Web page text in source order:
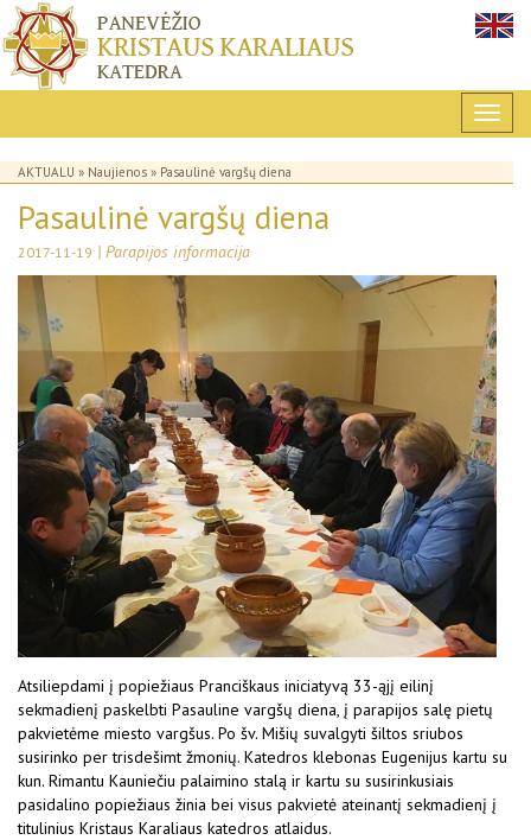
AKTUALU » Naujienos » Pasaulinė vargšų diena
Pasaulinė vargšų diena
2017-11-19 | Parapijos informacija
Atsiliepdami į popiežiaus Pranciškaus iniciatyvą 33-ąjį eilinį
sekmadienį paskelbti Pasauline vargšų diena, į parapijos salę pietų
pakvietėme miesto vargšus. Po šv. Mišių suvalgyti šiltos sriubos
susirinko per trisdešimt žmonių. Katedros klebonas Eugenijus kartu su
kun. Rimantu Kauniečiu palaimino stalą ir kartu su susirinkusiais
pasidalino popiežiaus žinia bei visus pakvietė ateinantį sekmadienį į
titulinius Kristaus Karaliaus katedros atlaidus.